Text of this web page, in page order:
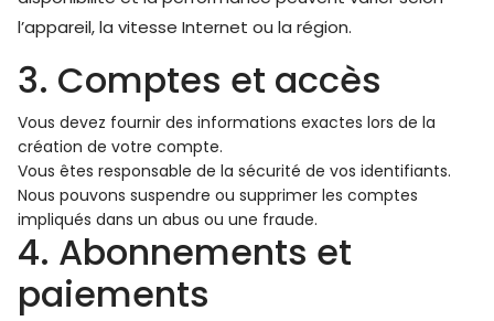
l’appareil, la vitesse Internet ou la région.
3. Comptes et accès
Vous devez fournir des informations exactes lors de la
création de votre compte.
Vous êtes responsable de la sécurité de vos identifiants.
Nous pouvons suspendre ou supprimer les comptes
impliqués dans un abus ou une fraude.
4. Abonnements et
paiements